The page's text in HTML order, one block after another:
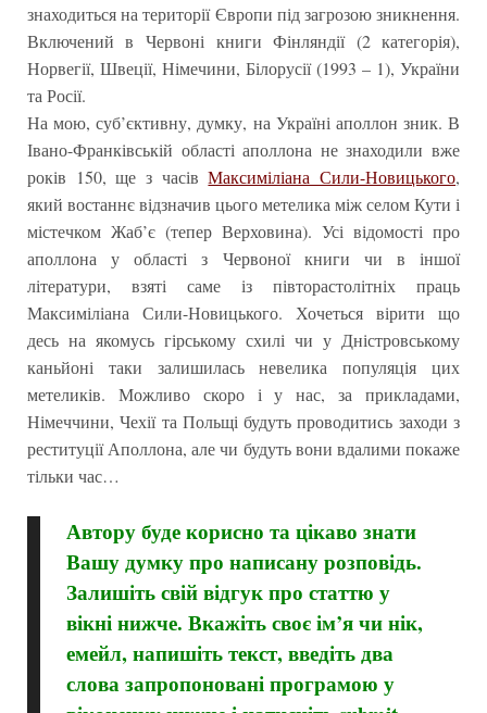
знаходиться на території Європи під загрозою зникнення.
Включений в Червоні книги Фінляндії (2 категорія),
Норвегії, Швеції, Німечини, Білорусії (1993 – 1), України
та Росії.
На мою, суб’єктивну, думку, на Україні аполлон зник. В
Івано-Франківській області аполлона не знаходили вже
років 150, ще з часівМаксиміліана Сили-Новицького,
який востаннє відзначив цього метелика між селом Кути і
містечком Жаб’є (тепер Верховина). Усі відомості про
аполлона у області з Червоної книги чи в іншої
літератури, взяті саме із півторастолітніх праць
Максиміліана Сили-Новицького. Хочеться вірити що
десь на якомусь гірському схилі чи у Дністровському
каньйоні таки залишилась невелика популяція цих
метеликів. Можливо скоро і у нас, за прикладами,
Німеччини, Чехії та Польщі будуть проводитись заходи з
реституції Аполлона, але чи будуть вони вдалими покаже
тільки час…
Автору буде корисно та цікаво знати
Вашу думку про написану розповідь.
Залишіть свій відгук про статтю у
вікні нижче. Вкажіть своє ім’я чи нік,
емейл, напишіть текст, введіть два
слова запропоновані програмою у